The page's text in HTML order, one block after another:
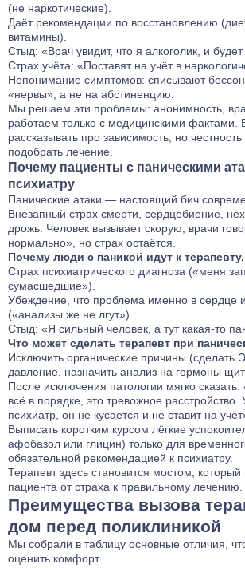
(не наркотические).
Даёт рекомендации по восстановлению
витамины).
Стыд: «Врач увидит, что я алкоголик, и будет
Страх учёта: «Поставят на учёт в
Непонимание симптомов: списывают
«нервы», а не на абстиненцию.
Мы решаем эти проблемы: анонимность,
работаем только с медицинскими фактами.
рассказывать про зависимость, но
подобрать лечение.
Почему пациенты с паническими
психиатру
Панические атаки — настоящий бич
Внезапный страх смерти, сердцебиение,
дрожь. Человек вызывает скорую, врачи
нормально», но страх остаётся.
Почему люди с паникой идут к
Страх психиатрического диагноза («меня
сумасшедшие»).
Убеждение, что проблема именно в сердце
(«анализы же не лгут»).
Стыд: «Я сильный человек, а тут какая‑то
Что может сделать терапевт при
Исключить органические причины (сделать
давление, назначить анализ на гормоны
После исключения патологии мягко
всё в порядке, это тревожное
психиатр, он не кусается и не ставит на
Выписать коротким курсом лёгкие
афобазол или глицин) только для
обязательной рекомендацией к психиатру.
Терапевт здесь становится мостом, который
пациента от страха к правильному лечению.
Преимущества вызова
дом перед поликлиникой
Мы собрали в таблицу основные отличия,
оценить комфорт.